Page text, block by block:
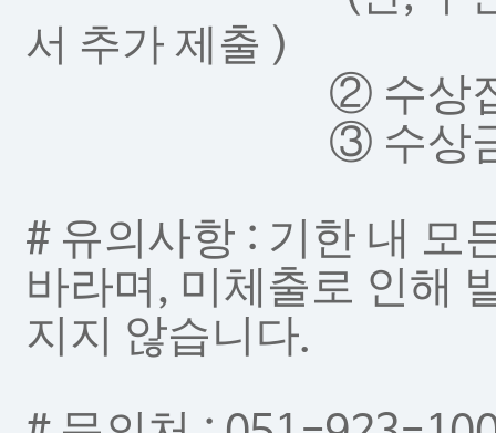
서 추가 제출 )
② 수상
③ 수상
# 유의사항 : 기한 내 모
바라며 , 미체출로 인해
지지 않습니다.